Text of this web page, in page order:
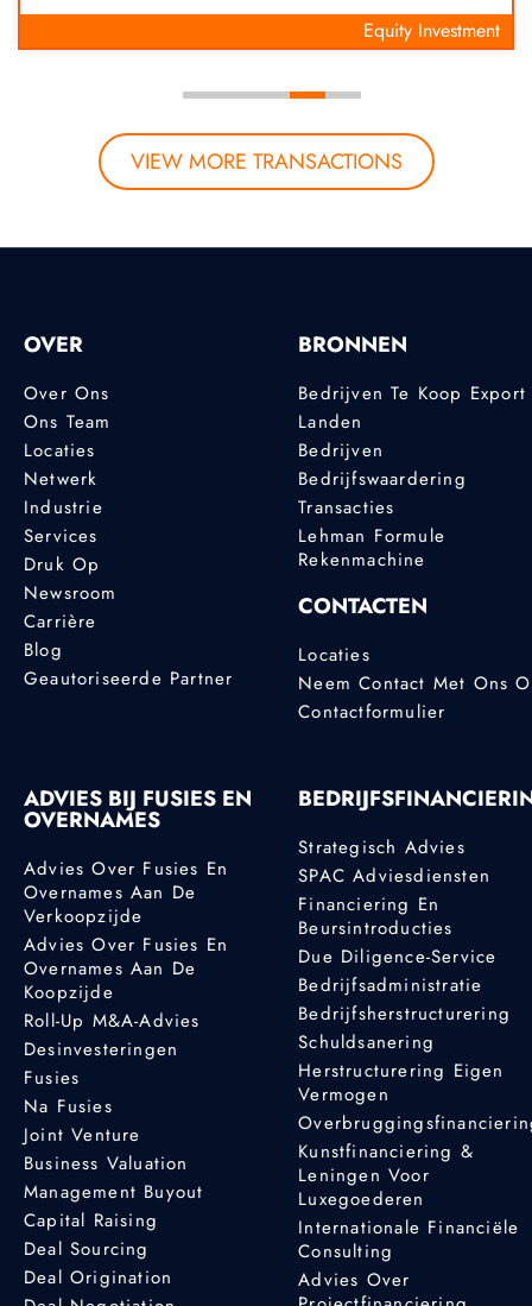
Equity Investment
VIEW MORE TRANSACTIONS
OVER
Over Ons
Ons Team
Locaties
Netwerk
Industrie
Services
Druk Op
Newsroom
Carrière
Blog
Geautoriseerde Partner
BRONNEN
Bedrijven Te Koop Export
Landen
Bedrijven
Bedrijfswaardering
Transacties
Lehman Formule
Rekenmachine
CONTACTEN
Locaties
Neem Contact Met Ons
Contactformulier
ADVIES BIJ FUSIES EN
OVERNAMES
Advies Over Fusies En
Overnames Aan De
Verkoopzijde
Advies Over Fusies En
Overnames Aan De
Koopzijde
Roll-Up M&A-Advies
Desinvesteringen
Fusies
Na Fusies
Joint Venture
Business Valuation
Management Buyout
Capital Raising
Deal Sourcing
Deal Origination
Strategisch Advies
SPAC Adviesdiensten
Financiering En
Beursintroducties
Due Diligence-Service
Bedrijfsadministratie
Bedrijfsherstructurering
Schuldsanering
Herstructurering Eigen
Vermogen
Kunstfinanciering &
Leningen Voor
Luxegoederen
Internationale Financiële
Consulting
Advies Over